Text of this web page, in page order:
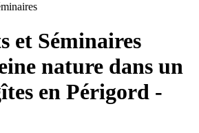
et Séminaires
nature dans un
en Périgord -